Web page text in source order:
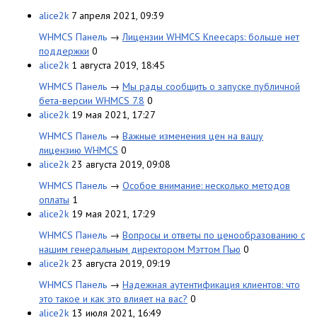
alice2k 7 апреля 2021, 09:39
WHMCS Панель → Лицензии WHMCS Kneecaps: больше нет
поддержки 0
alice2k 1 августа 2019, 18:45
WHMCS Панель → Мы рады сообщить о запуске публичной
бета-версии WHMCS 7.8 0
alice2k 19 мая 2021, 17:27
WHMCS Панель → Важные изменения цен на вашу
лицензию WHMCS 0
alice2k 23 августа 2019, 09:08
WHMCS Панель → Особое внимание: несколько методов
оплаты 1
alice2k 19 мая 2021, 17:29
WHMCS Панель → Вопросы и ответы по ценообразованию с
нашим генеральным директором Мэттом Пью 0
alice2k 23 августа 2019, 09:19
WHMCS Панель → Надежная аутентификация клиентов: что
это такое и как это влияет на вас? 0
alice2k 13 июля 2021, 16:49